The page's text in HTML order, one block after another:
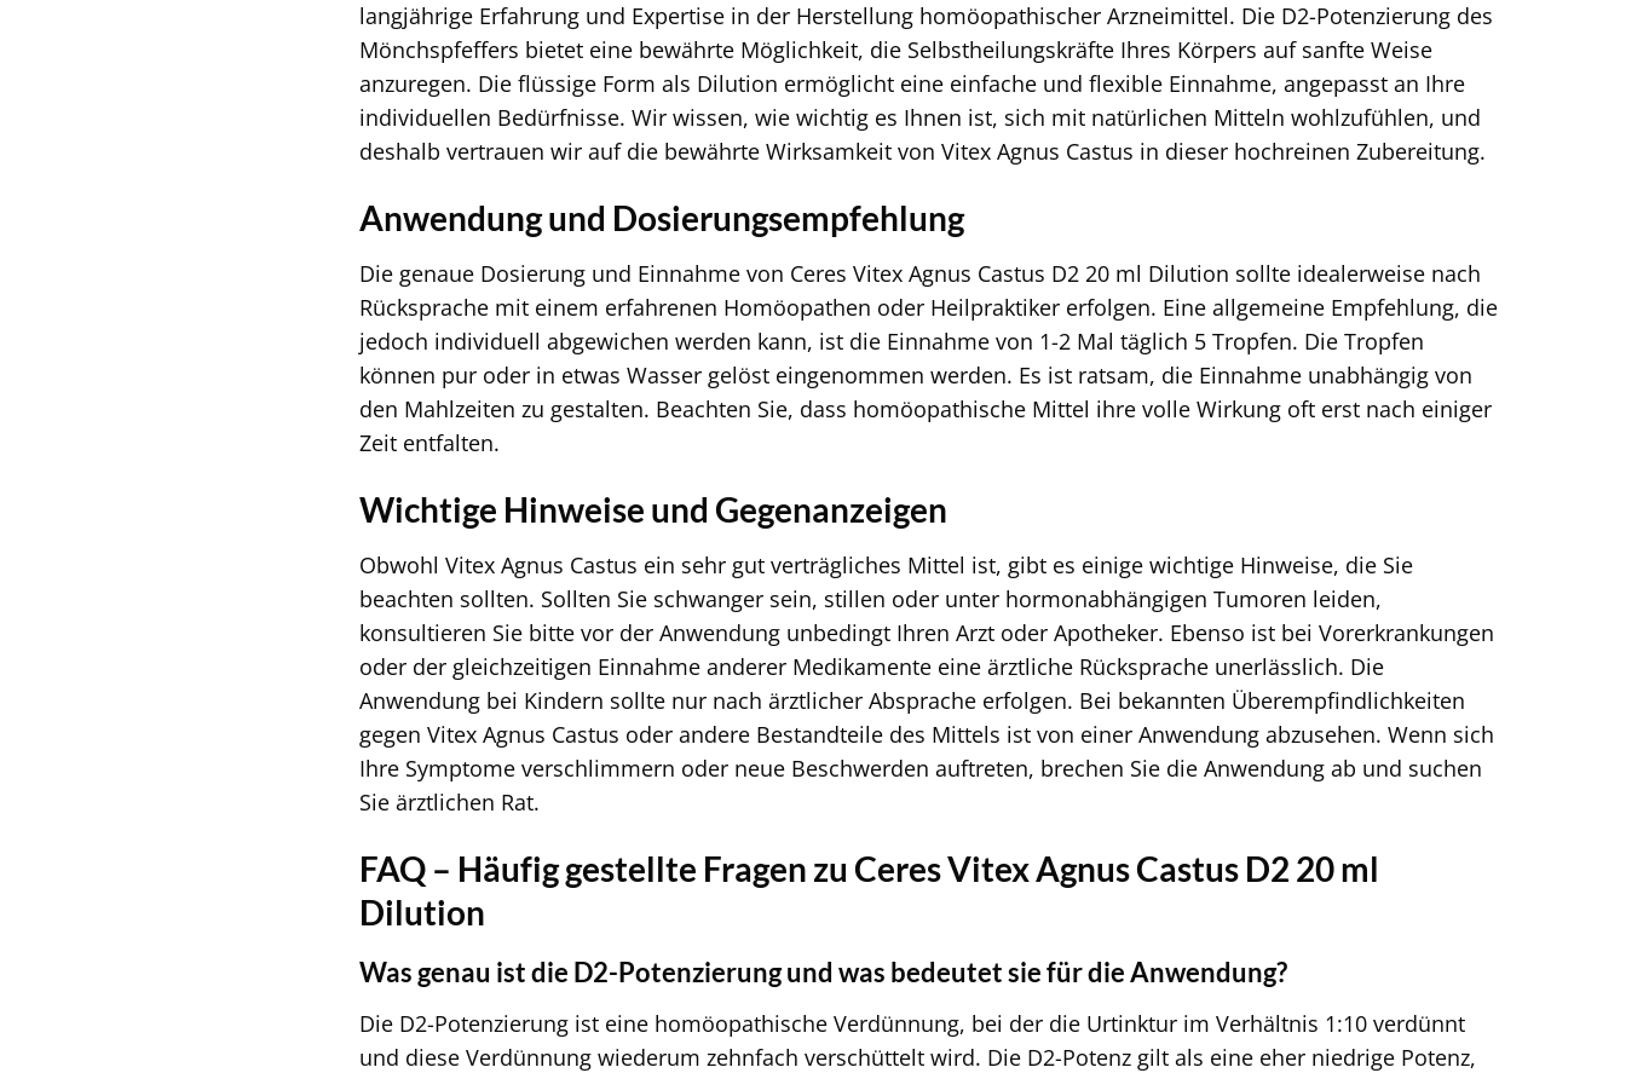
langjährige Erfahrung und Expertise in der Herstellung homöopathischer Arzneimittel. Die D2-Potenzierung des
Mönchspfeffers bietet eine bewährte Möglichkeit, die Selbstheilungskräfte Ihres Körpers auf sanfte Weise
anzuregen. Die flüssige Form als Dilution ermöglicht eine einfache und flexible Einnahme, angepasst an Ihre
individuellen Bedürfnisse. Wir wissen, wie wichtig es Ihnen ist, sich mit natürlichen Mitteln wohlzufühlen, und
deshalb vertrauen wir auf die bewährte Wirksamkeit von Vitex Agnus Castus in dieser hochreinen Zubereitung.
Anwendung und Dosierungsempfehlung
Die genaue Dosierung und Einnahme von Ceres Vitex Agnus Castus D2 20 ml Dilution sollte idealerweise nach
Rücksprache mit einem erfahrenen Homöopathen oder Heilpraktiker erfolgen. Eine allgemeine Empfehlung, die
jedoch individuell abgewichen werden kann, ist die Einnahme von 1-2 Mal täglich 5 Tropfen. Die Tropfen
können pur oder in etwas Wasser gelöst eingenommen werden. Es ist ratsam, die Einnahme unabhängig von
den Mahlzeiten zu gestalten. Beachten Sie, dass homöopathische Mittel ihre volle Wirkung oft erst nach einiger
Zeit entfalten.
Wichtige Hinweise und Gegenanzeigen
Obwohl Vitex Agnus Castus ein sehr gut verträgliches Mittel ist, gibt es einige wichtige Hinweise, die Sie
beachten sollten. Sollten Sie schwanger sein, stillen oder unter hormonabhängigen Tumoren leiden,
konsultieren Sie bitte vor der Anwendung unbedingt Ihren Arzt oder Apotheker. Ebenso ist bei Vorerkrankungen
oder der gleichzeitigen Einnahme anderer Medikamente eine ärztliche Rücksprache unerlässlich. Die
Anwendung bei Kindern sollte nur nach ärztlicher Absprache erfolgen. Bei bekannten Überempfindlichkeiten
gegen Vitex Agnus Castus oder andere Bestandteile des Mittels ist von einer Anwendung abzusehen. Wenn sich
Ihre Symptome verschlimmern oder neue Beschwerden auftreten, brechen Sie die Anwendung ab und suchen
Sie ärztlichen Rat.
FAQ – Häufig gestellte Fragen zu Ceres Vitex Agnus Castus D2 20 ml
Dilution
Was genau ist die D2-Potenzierung und was bedeutet sie für die Anwendung?
Die D2-Potenzierung ist eine homöopathische Verdünnung, bei der die Urtinktur im Verhältnis 1:10 verdünnt
und diese Verdünnung wiederum zehnfach verschüttelt wird. Die D2-Potenz gilt als eine eher niedrige Potenz,